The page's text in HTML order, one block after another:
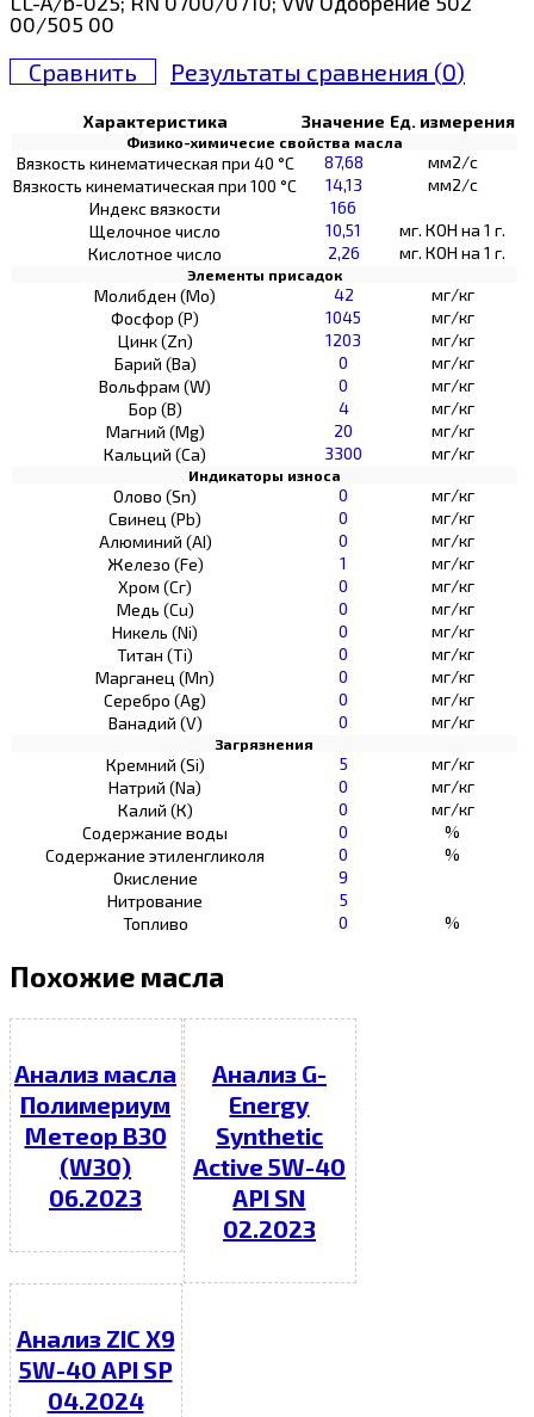
00/505 00
Сравнить Результаты сравнения (0)
Характеристика Значение Ед. измерения
Физико-химичесие свойства масла
Вязкость кинематическая при 40 °С 87,68
мм2/с
Вязкость кинематическая при 100 °С
14,13
мм2/с
Индекс вязкости
166
Щелочное число
10,51
мг. КОН на 1 г.
Кислотное число
2,26 мг. КОН на 1 г.
Элементы присадок
Молибден (Мо) 42
мг/кг
Фосфор (Р)
1045
мг/кг
Цинк (Zn)
1203
мг/кг
Барий (Ва)
0
мг/кг
Вольфрам (W)
0
мг/кг
Бор (В)
4
мг/кг
Магний (Mg)
20
мг/кг
Кальций (Са)
3300 мг/кг
Индикаторы износа
Олово (Sn) 0
мг/кг
Свинец (Pb)
0
мг/кг
Алюминий (AI)
0
мг/кг
Железо (Fe)
1
мг/кг
Хром (Сг)
0
мг/кг
Медь (Cu)
0
мг/кг
Никель (Ni)
0
мг/кг
Титан (Ti)
0
мг/кг
Марганец (Mn)
0
мг/кг
Серебро (Ag)
0
мг/кг
Ванадий (V)
0 мг/кг
Загрязнения
Кремний (Si) 5
мг/кг
Натрий (Na)
0
мг/кг
Калий (К)
0
мг/кг
Содержание воды
0
%
Содержание этиленгликоля
0
%
Окисление
9
Нитрование
5
Топливо
0 %
Похожие масла
Анализ масла
Полимериум
Метеор В30
(W30)
06.2023
Анализ G-
Energy
Synthetic
Active 5W-40
API SN
02.2023
Анализ ZIC X9
5W-40 API SP
04.2024